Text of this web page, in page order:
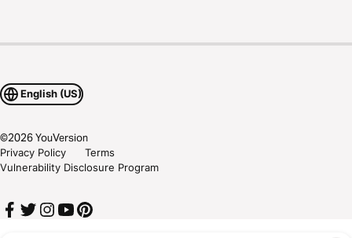
English (US)
©2026YouVersion
Privacy Policy
Terms
Vulnerability Disclosure Program